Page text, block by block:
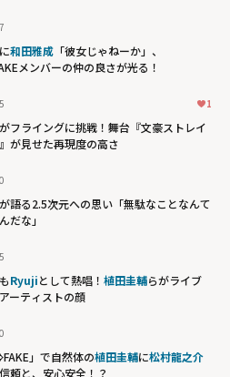
に和田雅成 「彼女じゃねーか」、
メンバーの仲の良さが光る！
1
がフライングに挑戦！舞台『文豪ストレイ
が見せた再現度の高さ
が語る2.5次元への思い「無駄なことなんて
だな」
もRyujiとして熱唱！ 植田圭輔らがライブ
ーティストの顔
」で自然体の植田圭輔に松村龍之介
頼と、安心安全！？